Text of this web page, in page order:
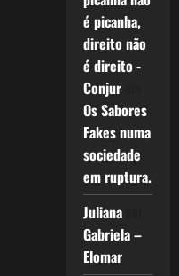
é picanha,
direito não
é direito -
Conjurem
Os Sabores
Fakes numa
sociedade
em ruptura.
Julianaem
Gabriela –
Elomar